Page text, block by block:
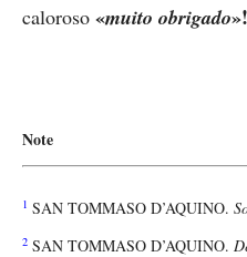
caloroso «muito obrigado»!
Note
1 SAN TOMMASO D’AQUINO.
2 SAN TOMMASO D’AQUINO.